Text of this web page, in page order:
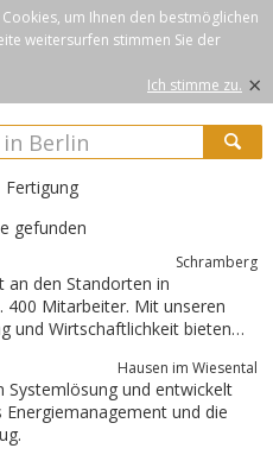
um Ihnen den bestmöglichen
weitersurfen stimmen Sie der
Ich stimme zu. ×
Fertigung
gefunden
Schram­berg
an den Standorten in
400 Mitarbeiter. Mit unseren
Portfolio an Aderendhülsen
Hausen im Wiesental
Systemlösung und entwickelt
und die